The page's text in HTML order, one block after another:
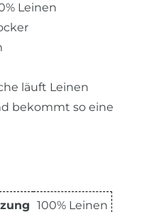
Leinen
läuft Leinen
bekommt so eine
100% Leinen